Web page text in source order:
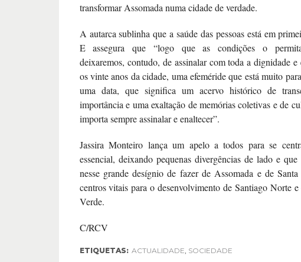
transformar Assomada numa cidade de verdade.
A autarca sublinha que a saúde das pessoas está em
E assegura que “logo que as condições o
deixaremos, contudo, de assinalar com toda a dignidade e
os vinte anos da cidade, uma efeméride que está muito
uma data, que significa um acervo histórico de
importância e uma exaltação de memórias coletivas e de
importa sempre assinalar e enaltecer”.
Jassira Monteiro lança um apelo a todos para se
essencial, deixando pequenas divergências de lado e que
nesse grande desígnio de fazer de Assomada e de Santa
centros vitais para o desenvolvimento de Santiago Norte
Verde.
C/RCV
ETIQUETAS: ACTUALIDADE, SOCIEDADE